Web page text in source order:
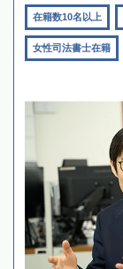
在籍数10名以上
女性司法書士在籍